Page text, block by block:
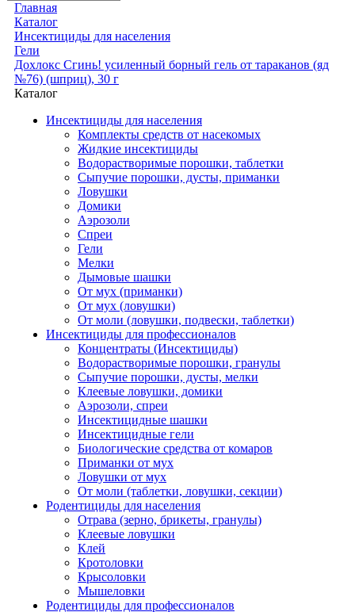
Главная
Каталог
Инсектициды для населения
Гели
Дохлокс Сгинь! усиленный борный гель от тараканов (яд
№76) (шприц), 30 г
Каталог
Инсектициды для населения
Комплекты средств от насекомых
Жидкие инсектициды
Водорастворимые порошки, таблетки
Сыпучие порошки, дусты, приманки
Ловушки
Домики
Аэрозоли
Спреи
Гели
Мелки
Дымовые шашки
От мух (приманки)
От мух (ловушки)
От моли (ловушки, подвески, таблетки)
Инсектициды для профессионалов
Концентраты (Инсектициды)
Водорастворимые порошки, гранулы
Сыпучие порошки, дусты, мелки
Клеевые ловушки, домики
Аэрозоли, спреи
Инсектицидные шашки
Инсектицидные гели
Биологические средства от комаров
Приманки от мух
Ловушки от мух
От моли (таблетки, ловушки, секции)
Родентициды для населения
Отрава (зерно, брикеты, гранулы)
Клеевые ловушки
Клей
Кротоловки
Крысоловки
Мышеловки
Родентициды для профессионалов